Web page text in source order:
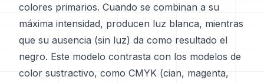
colores primarios. Cuando se combinan a su
máxima intensidad, producen luz blanca, mientras
que su ausencia (sin luz) da como resultado el
negro. Este modelo contrasta con los modelos de
color sustractivo, como CMYK (cian, magenta,